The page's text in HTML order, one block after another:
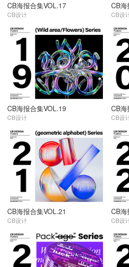
CB海报合集VOL.17
CB设计
CB海
CB设
CB海报合集VOL.19
CB设计
CB海
CB设
CB海报合集VOL.21
CB设计
CB海
CB设